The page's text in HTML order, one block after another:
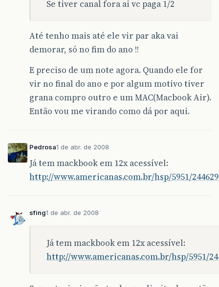
Se tiver canal fora ai vc paga 1/2
Até tenho mais até ele vir par aka vai
demorar, só no fim do ano !!
E preciso de um note agora. Quando ele for
vir no final do ano e por algum motivo tiver
grana compro outro e um MAC(Macbook Air).
Então vou me virando como dá por aqui.
Pedrosa1 de abr. de 2008
Já tem mackbook em 12x acessível:
http://www.americanas.com.br/hsp/5951/
sfing1 de abr. de 2008
Já tem mackbook em 12x acessível:
http://www.americanas.com.br/hsp/5951/